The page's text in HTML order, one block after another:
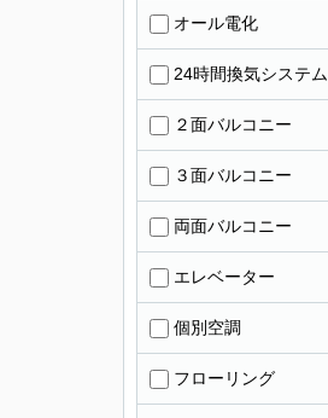
オール電化
24時間換気システム
２面バルコニー
３面バルコニー
両面バルコニー
エレベーター
個別空調
フローリング